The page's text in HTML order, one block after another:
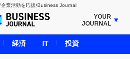
企業活動を応援/Business Journal
YOUR
JOURNAL
JOURNAL
JOURNAL
経済 IT 投資